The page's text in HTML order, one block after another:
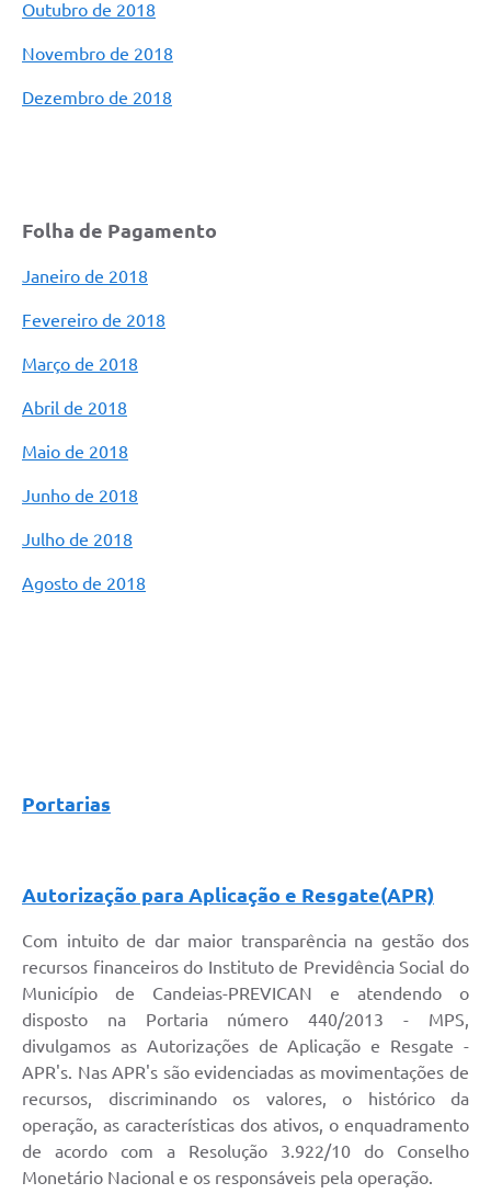
Outubro de 2018
Novembro de 2018
Dezembro de 2018
Folha de Pagamento
Janeiro de 2018
Fevereiro de 2018
Março de 2018
Abril de 2018
Maio de 2018
Junho de 2018
Julho de 2018
Agosto de 2018
Portarias
Autorização para Aplicação e Resgate(APR)
Com intuito de dar maior transparência na gestão dos
recursos financeiros do Instituto de Previdência Social do
Município de Candeias-PREVICAN e atendendo o
disposto na Portaria número 440/2013 - MPS,
divulgamos as Autorizações de Aplicação e Resgate -
APR's. Nas APR's são evidenciadas as movimentações de
recursos, discriminando os valores, o histórico da
operação, as características dos ativos, o enquadramento
de acordo com a Resolução 3.922/10 do Conselho
Monetário Nacional e os responsáveis pela operação.